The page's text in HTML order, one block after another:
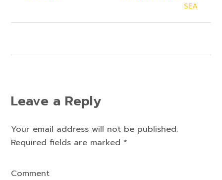
SEA
Leave a Reply
Your email address will not be published.
Required fields are marked *
Comment